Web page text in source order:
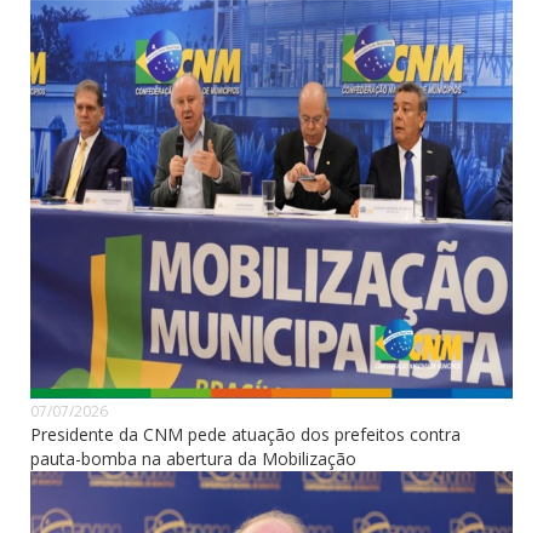
07/07/2026
Presidente da CNM pede atuação dos prefeitos contra
pauta-bomba na abertura da Mobilização